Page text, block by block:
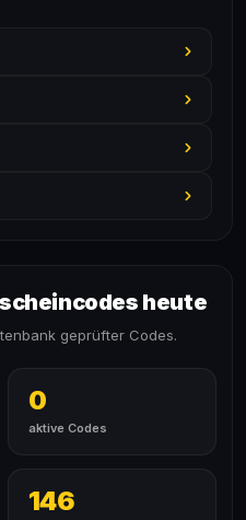
heute
geprüfter Codes.
0
aktive Codes
146